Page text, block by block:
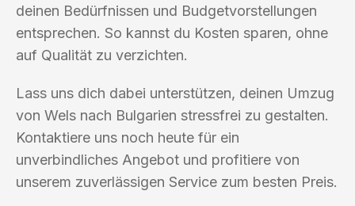
deinen Bedürfnissen und Budgetvorstellungen
entsprechen. So kannst du Kosten sparen, ohne
auf Qualität zu verzichten.
Lass uns dich dabei unterstützen, deinen Umzug
von Wels nach Bulgarien stressfrei zu gestalten.
Kontaktiere uns noch heute für ein
unverbindliches Angebot und profitiere von
unserem zuverlässigen Service zum besten Preis.